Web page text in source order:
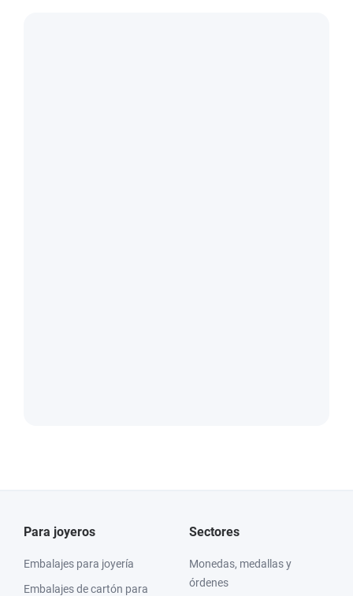
Para joyeros
Embalajes para joyería
Embalajes de cartón para
Sectores
Monedas, medallas y
órdenes